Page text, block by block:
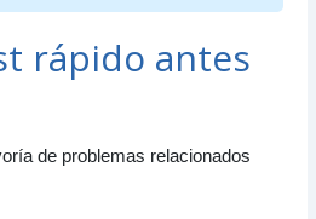
rápido antes
de problemas relacionados